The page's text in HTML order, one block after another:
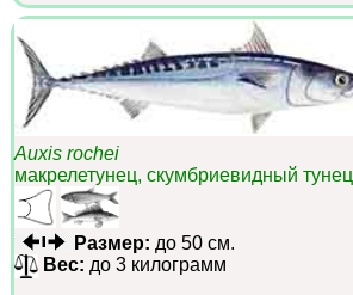
Auxis rochei
макрелетунец, скумбриевидный тунец
Размер: до 50 см.
Вес: до 3 килограмм